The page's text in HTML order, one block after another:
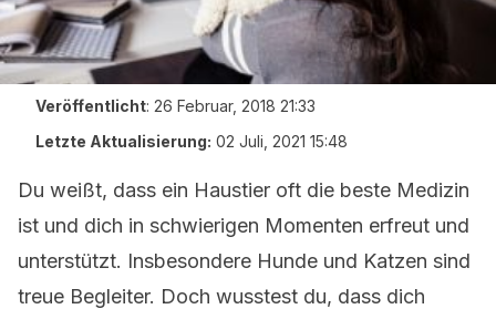
Veröffentlicht: 26 Februar, 2018 21:33
Letzte Aktualisierung: 02 Juli, 2021 15:48
Du weißt, dass ein Haustier oft die beste Medizin
ist und dich in schwierigen Momenten erfreut und
unterstützt. Insbesondere Hunde und Katzen sind
treue Begleiter. Doch wusstest du, dass dich